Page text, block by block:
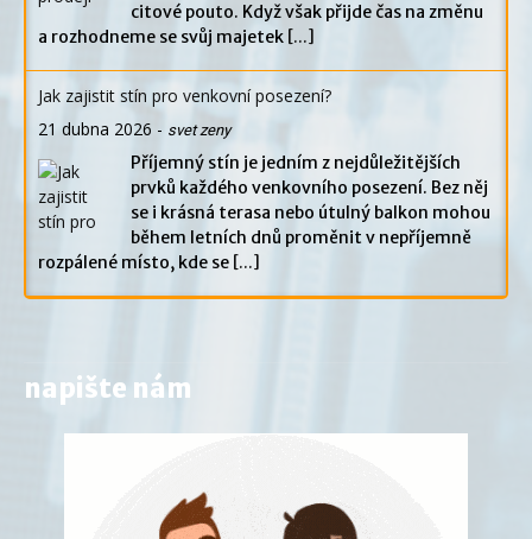
citové pouto. Když však přijde čas na změnu
a rozhodneme se svůj majetek [...]
Jak zajistit stín pro venkovní posezení?
21 dubna 2026 - svet zeny
Příjemný stín je jedním z nejdůležitějších
prvků každého venkovního posezení. Bez něj
se i krásná terasa nebo útulný balkon mohou
během letních dnů proměnit v nepříjemně
rozpálené místo, kde se [...]
napište nám